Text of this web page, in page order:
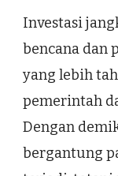
Investasi
bencana dan
yang lebih
pemerintah
Dengan
bergantung